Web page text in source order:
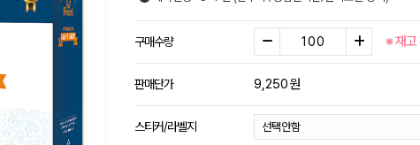
구매수량 ※ 재고
판매단가 9,250원
스티커/라벨지